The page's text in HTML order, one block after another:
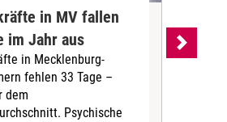
in MV fallen
im Jahr aus
in Mecklenburg-
fehlen 33 Tage –
dem
Psychische